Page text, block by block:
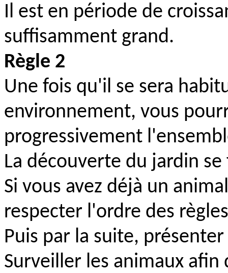
Il est en période de
suffisamment grand.
Règle 2
Une fois qu'il se sera
environnement, vous
progressivement
La découverte du jardin
Si vous avez déjà un
respecter l'ordre des
Puis par la suite,
Surveiller les animaux